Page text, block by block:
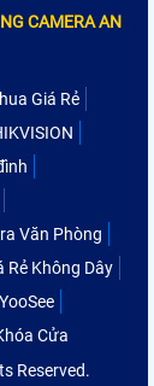
CAMERA AN
Giá Rẻ
Văn Phòng
Rẻ Không Dây
Cửa
Reserved.